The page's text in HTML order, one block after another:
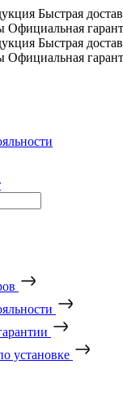
Быстрая
Официальная
Быстрая
Официальная
установке